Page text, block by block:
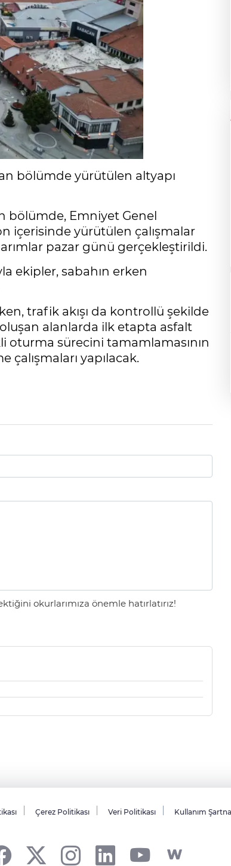
bölümde yürütülen altyapı
bölümde, Emniyet Genel
içerisinde yürütülen çalışmalar
pazar günü gerçekleştirildi.
ekipler, sabahın erken
trafik akışı da kontrollü şekilde
alanlarda ilk etapta asfalt
oturma sürecini tamamlamasının
çalışmaları yapılacak.
okurlarımıza önemle hatırlatırız!
Çerez Politikası Veri Politikası Kullanım